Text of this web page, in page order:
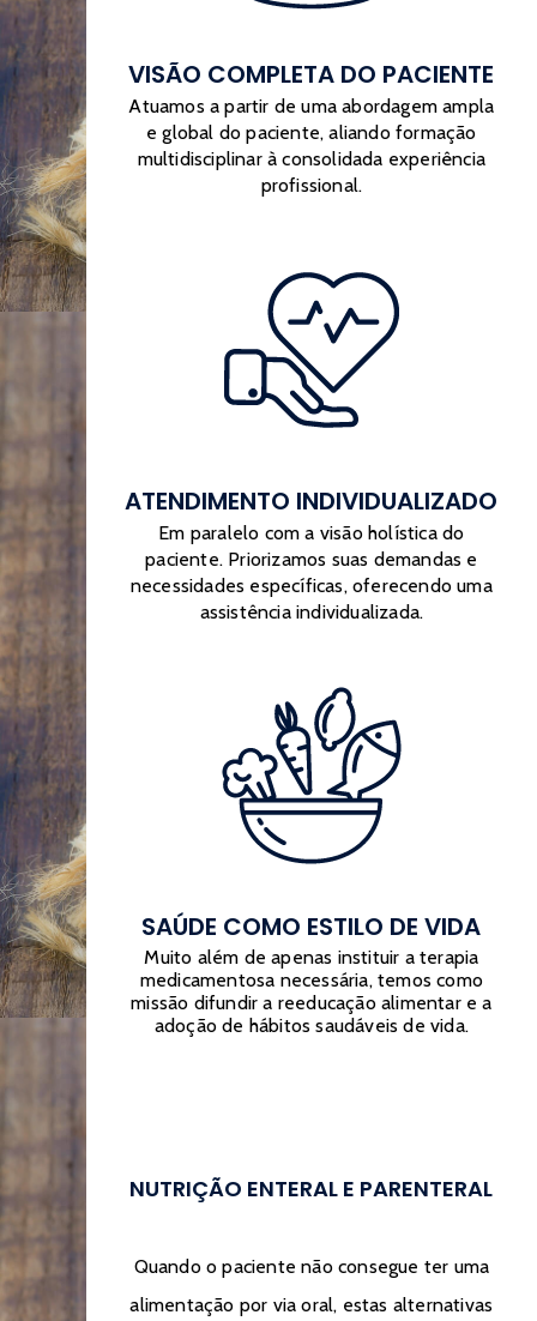
VISÃO COMPLETA DO PACIENTE
Atuamos a partir de uma abordagem ampla
e global do paciente, aliando formação
multidisciplinar à consolidada experiência
profissional.
ATENDIMENTO INDIVIDUALIZADO
Em paralelo com a visão holística do
paciente. Priorizamos suas demandas e
necessidades específicas, oferecendo uma
assistência individualizada.
SAÚDE COMO ESTILO DE VIDA
Muito além de apenas instituir a terapia
medicamentosa necessária, temos como
missão difundir a reeducação alimentar e a
adoção de hábitos saudáveis de vida.
NUTRIÇÃO ENTERAL E PARENTERAL
Quando o paciente não consegue ter uma
alimentação por via oral, estas alternativas